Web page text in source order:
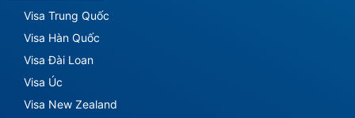
Visa Trung Quốc
Visa Hàn Quốc
Visa Đài Loan
Visa Úc
Visa New Zealand